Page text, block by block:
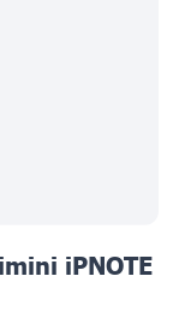
iPNOTE